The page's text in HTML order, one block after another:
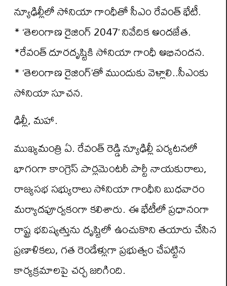
న్యూఢిల్లీలో సోనియా గాంధీతో సీఎం రేవంత్ భేటీ.
* ‘తెలంగాణ రైజింగ్ 2047’ నివేదిక అందజేత.
*రేవంత్ దూరదృష్టికి సోనియా గాంధీ అభినందన.
* ‘తెలంగాణ రైజింగ్’తో ముందుకు వెళ్లాలి..సీఎంకు
సోనియా సూచన.
ఢిల్లీ, మహా.
ముఖ్యమంత్రి ఏ. రేవంత్ రెడ్డి న్యూఢిల్లీ పర్యటనలో
భాగంగా కాంగ్రెస్ పార్లమెంటరీ పార్టీ నాయకురాలు,
రాజ్యసభ సభ్యురాలు సోనియా గాంధీని బుధవారం
మర్యాదపూర్వకంగా కలిశారు. ఈ భేటీలో ప్రధానంగా
రాష్ట్ర భవిష్యత్తును దృష్టిలో ఉంచుకొని తయారు చేసిన
ప్రణాళికలు, గత రెండేళ్లుగా ప్రభుత్వం చేపట్టిన
కార్యక్రమాలపై చర్చ జరిగింది.